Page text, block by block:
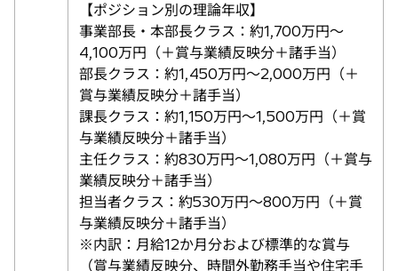
【ポジション別の理論年収】
事業部長・本部長クラス：約1,700万円～
4,100万円（＋賞与業績反映分＋諸手当）
部長クラス：約1,450万円～2,000万円（＋
賞与業績反映分＋諸手当）
課長クラス：約1,150万円～1,500万円（＋賞
与業績反映分＋諸手当）
主任クラス：約830万円～1,080万円（＋賞与
業績反映分＋諸手当）
担当者クラス：約530万円～800万円（＋賞
与業績反映分＋諸手当）
※内訳：月給12か月分および標準的な賞与
（賞与業績反映分、時間外勤務手当や住宅手